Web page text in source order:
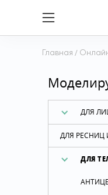
Главная /
ДЛЯ
ДЛЯ РЕСНИЦ
ДЛЯ